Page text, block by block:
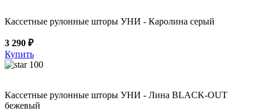
Кассетные рулонные шторы УНИ - Каролина серый
3 290 ₽
Купить
100
Кассетные рулонные шторы УНИ - Лина BLACK-OUT
бежевый